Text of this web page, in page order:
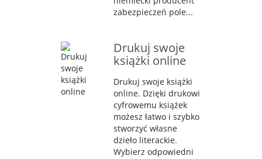
zabezpieczeń pole...
Drukuj swoje
książki online
Drukuj swoje książki
online. Dzięki drukowi
cyfrowemu książek
możesz łatwo i szybko
stworzyć własne
dzieło literackie.
Wybierz odpowiedni